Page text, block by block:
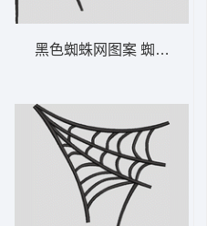
10-DST格式
黑色蜘蛛网图案 蜘蛛网角